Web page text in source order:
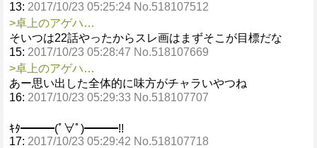
13: 2017/10/23 05:25:24 No.518107512
>卓上のアゲハ…
そいつは22話やったからスレ画はまずそこが目標だな
15: 2017/10/23 05:28:47 No.518107669
>卓上のアゲハ…
あー思い出した全体的に味方がチャラいやつね
16: 2017/10/23 05:29:33 No.518107707
ｷﾀ━━━(ﾟ∀ﾟ)━━━!!
17: 2017/10/23 05:29:42 No.518107718